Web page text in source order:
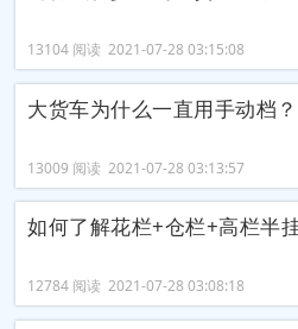
13104 阅读 2021-07-28 03:15:08
大货车为什么一直用手动档？
13009 阅读 2021-07-28 03:13:57
如何了解花栏+仓栏+高栏半
12784 阅读 2021-07-28 03:08:18